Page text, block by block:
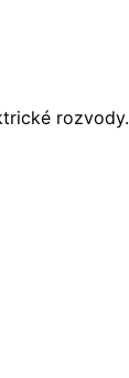
rozvody.